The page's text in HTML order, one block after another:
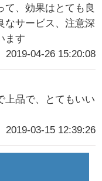
て、効果はとても良
なサービス、注意深
ます
2019-04-26 15:20:08
上品で、とてもいい
2019-03-15 12:39:26